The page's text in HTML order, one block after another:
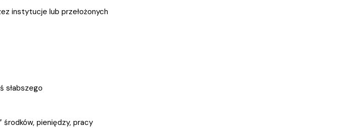
instytucje lub przełożonych
słabszego
pieniędzy, pracy